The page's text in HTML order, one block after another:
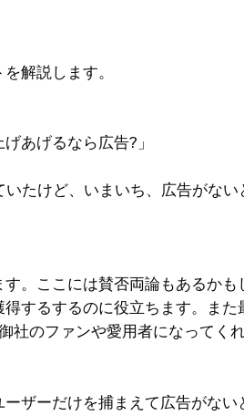
解説します。
あげるなら広告?」
たけど、いまいち、広告がない
。ここには賛否両論もあるか
するするのに役立ちます。また
社のファンや愛用者になってく
ザーだけを捕まえて広告がない